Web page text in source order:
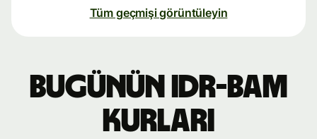
Tüm geçmişi görüntüleyin
Bugünün IDR-BAM
kurları